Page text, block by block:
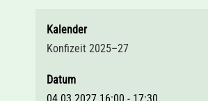
Kalender
Konfizeit 2025–27
Datum